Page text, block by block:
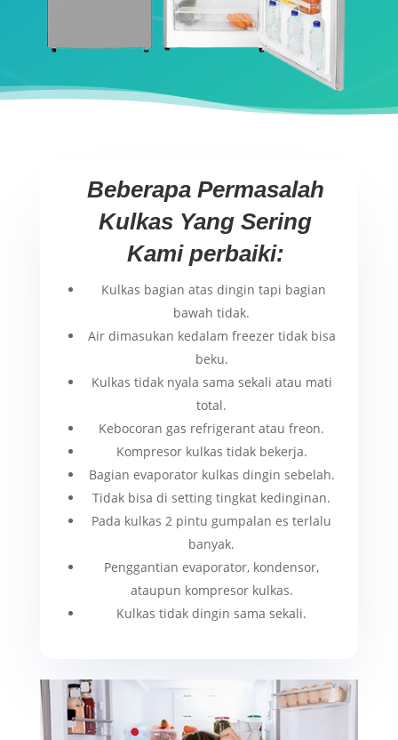
Beberapa Permasalah
Kulkas Yang Sering
Kami perbaiki:
Kulkas bagian atas dingin tapi bagian
bawah tidak.
Air dimasukan kedalam freezer tidak bisa
beku.
Kulkas tidak nyala sama sekali atau mati
total.
Kebocoran gas refrigerant atau freon.
Kompresor kulkas tidak bekerja.
Bagian evaporator kulkas dingin sebelah.
Tidak bisa di setting tingkat kedinginan.
Pada kulkas 2 pintu gumpalan es terlalu
banyak.
Penggantian evaporator, kondensor,
ataupun kompresor kulkas.
Kulkas tidak dingin sama sekali.